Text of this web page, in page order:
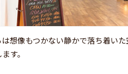
想像もつかない静かで落ち着い
す。